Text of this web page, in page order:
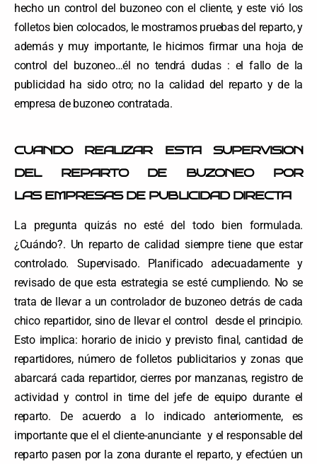
hecho un control del buzoneo con el cliente, y este vió los
folletos bien colocados, le mostramos pruebas del reparto, y
además y muy importante, le hicimos firmar una hoja de
control del buzoneo…él no tendrá dudas : el fallo de la
publicidad ha sido otro; no la calidad del reparto y de la
empresa de buzoneo contratada.
CUANDO REALIZAR ESTA SUPERVISION
DEL REPARTO DE BUZONEO POR
LAS EMPRESAS DE PUBLICIDAD DIRECTA
La pregunta quizás no esté del todo bien formulada.
¿Cuándo?. Un reparto de calidad siempre tiene que estar
controlado. Supervisado. Planificado adecuadamente y
revisado de que esta estrategia se esté cumpliendo. No se
trata de llevar a un controlador de buzoneo detrás de cada
chico repartidor, sino de llevar el control desde el principio.
Esto implica: horario de inicio y previsto final, cantidad de
repartidores, número de folletos publicitarios y zonas que
abarcará cada repartidor, cierres por manzanas, registro de
actividad y control in time del jefe de equipo durante el
reparto. De acuerdo a lo indicado anteriormente, es
importante que el el cliente-anunciante y el responsable del
reparto pasen por la zona durante el reparto, y efectúen un